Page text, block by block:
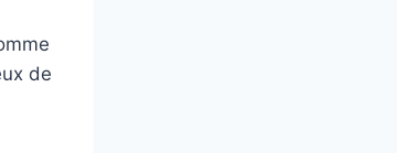
de